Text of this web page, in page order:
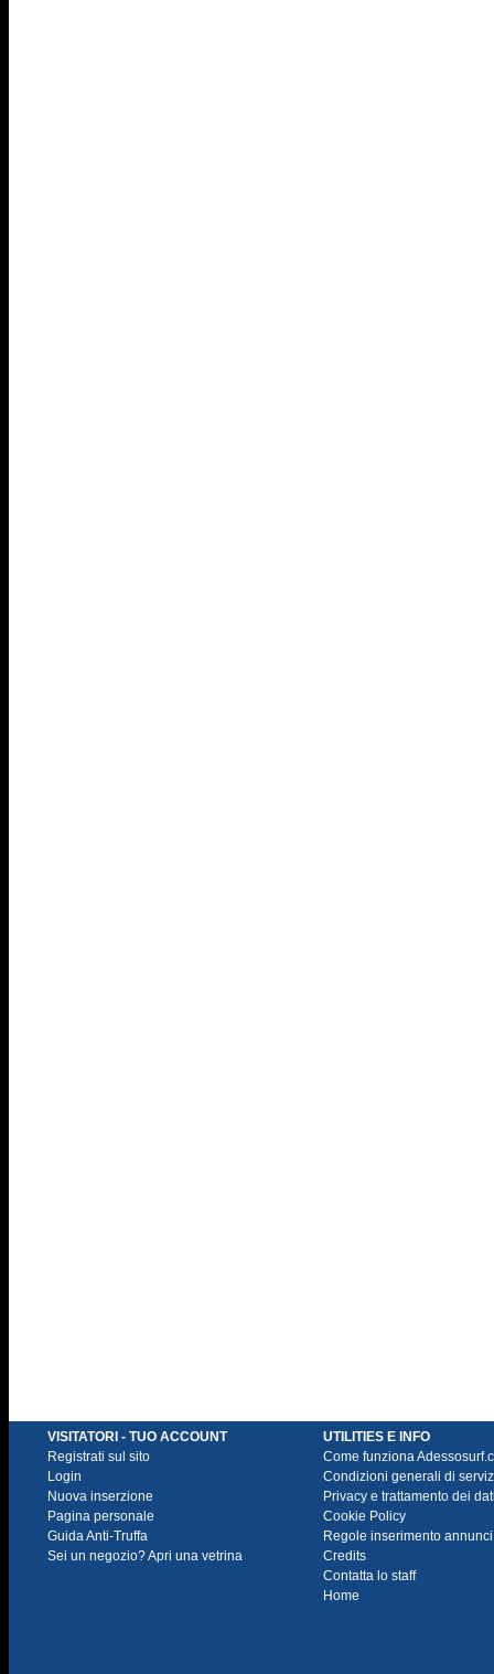
VISITATORI - TUO ACCOUNT
Registrati sul sito
Login
Nuova inserzione
Pagina personale
Guida Anti-Truffa
Sei un negozio? Apri una vetrina
UTILITIES E INFO
Come funziona
Condizioni generali di
Privacy e trattamento dei
Cookie Policy
Regole inserimento annunci
Credits
Contatta lo staff
Home